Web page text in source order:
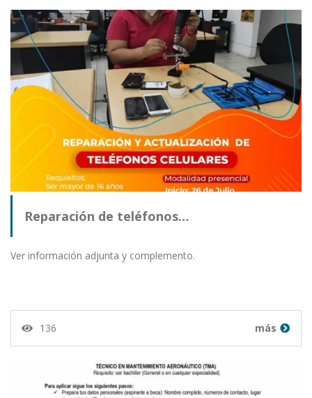
Reparación de teléfonos…
Ver información adjunta y complemento.
136 más